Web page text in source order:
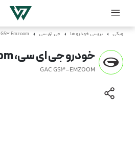
ویکی بررسی خودروها جی ای سی GS3 Emzoom
خودرو جی ای سی، GS3 Emzoom
GAC GS3-EMZOOM